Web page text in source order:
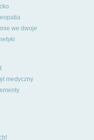
we dwoje
medyczny